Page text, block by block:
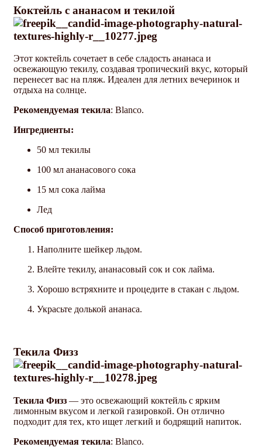
Коктейль с ананасом и текилой
Этот коктейль сочетает в себе сладость ананаса и
освежающую текилу, создавая тропический вкус, который
перенесет вас на пляж. Идеален для летних вечеринок и
отдыха на солнце.
Рекомендуемая текила: Blanco.
Ингредиенты:
50 мл текилы
100 мл ананасового сока
15 мл сока лайма
Лед
Способ приготовления:
Наполните шейкер льдом.
Влейте текилу, ананасовый сок и сок лайма.
Хорошо встряхните и процедите в стакан с льдом.
Украсьте долькой ананаса.
Текила Физз
Текила Физз — это освежающий коктейль с ярким
лимонным вкусом и легкой газировкой. Он отлично
подходит для тех, кто ищет легкий и бодрящий напиток.
Рекомендуемая текила: Blanco.